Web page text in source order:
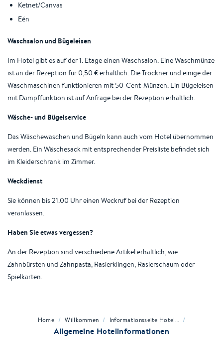
Ketnet/Canvas
Eén
Waschsalon und Bügeleisen
Im Hotel gibt es auf der 1. Etage einen Waschsalon. Eine Waschmünze
ist an der Rezeption für 0,50 € erhältlich. Die Trockner und einige der
Waschmaschinen funktionieren mit 50-Cent-Münzen. Ein Bügeleisen
mit Dampffunktion ist auf Anfrage bei der Rezeption erhältlich.
Wäsche- und Bügelservice
Das Wäschewaschen und Bügeln kann auch vom Hotel übernommen
werden. Ein Wäschesack mit entsprechender Preisliste befindet sich
im Kleiderschrank im Zimmer.
Weckdienst
Sie können bis 21.00 Uhr einen Weckruf bei der Rezeption
veranlassen.
Haben Sie etwas vergessen?
An der Rezeption sind verschiedene Artikel erhältlich, wie
Zahnbürsten und Zahnpasta, Rasierklingen, Rasierschaum oder
Spielkarten.
Home / Willkommen / Informationsseite Hotel… /
Allgemeine Hotelinformationen